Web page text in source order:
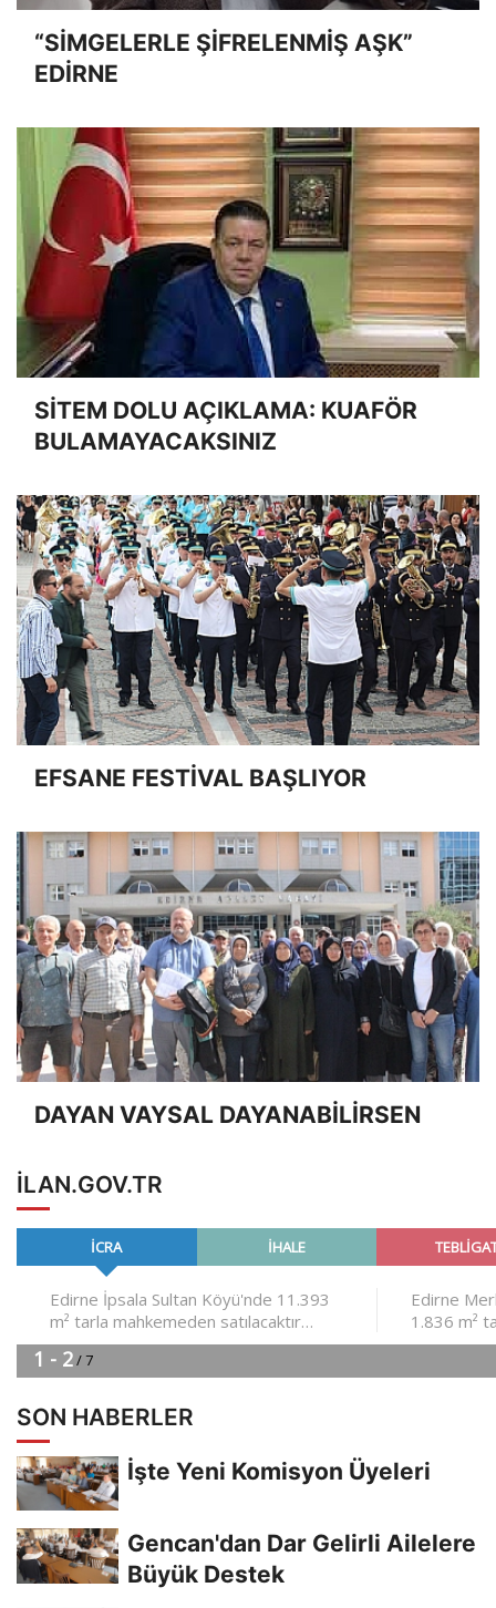
“SİMGELERLE ŞİFRELENMİŞ AŞK”
EDİRNE
SİTEM DOLU AÇIKLAMA: KUAFÖR
BULAMAYACAKSINIZ
EFSANE FESTİVAL BAŞLIYOR
DAYAN VAYSAL DAYANABİLİRSEN
ILAN.GOV.TR
SON HABERLER
İşte Yeni Komisyon Üyeleri
Gencan'dan Dar Gelirli Ailelere
Büyük Destek